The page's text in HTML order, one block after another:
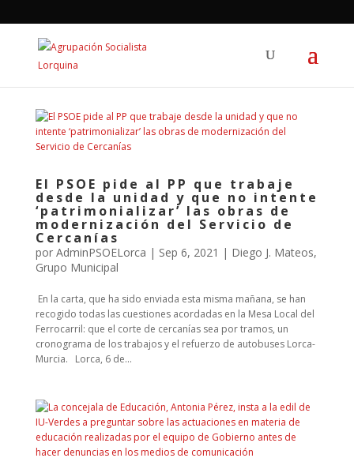
El PSOE pide al PP que trabaje
desde la unidad y que no intente
‘patrimonializar’ las obras de
modernización del Servicio de
Cercanías
por AdminPSOELorca | Sep 6, 2021 | Diego J. Mateos,
Grupo Municipal
En la carta, que ha sido enviada esta misma mañana, se han
recogido todas las cuestiones acordadas en la Mesa Local del
Ferrocarril: que el corte de cercanías sea por tramos, un
cronograma de los trabajos y el refuerzo de autobuses Lorca-
Murcia. Lorca, 6 de...